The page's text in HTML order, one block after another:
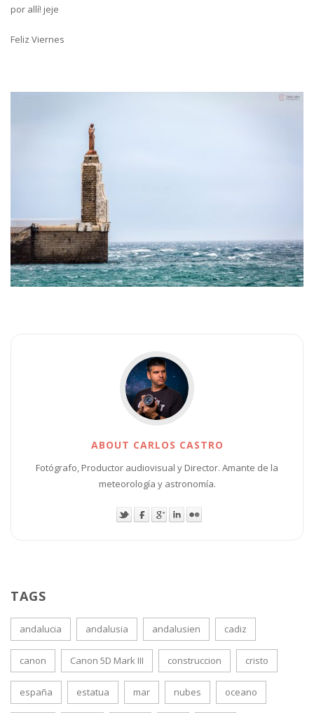
por allí! jeje
Feliz Viernes
ABOUT CARLOS CASTRO
Fotógrafo, Productor audiovisual y Director. Amante de la
meteorología y astronomía.
TAGS
andalucia andalusia andalusien cadiz
canon Canon 5D Mark III construccion cristo
españa estatua mar nubes oceano